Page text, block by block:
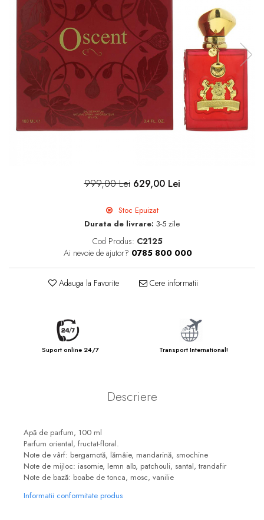
999,00 Lei 629,00 Lei
Stoc Epuizat
Durata de livrare: 3-5 zile
Cod Produs: C2125
Ai nevoie de ajutor? 0785 800 000
Adauga la Favorite Cere informatii
Suport online 24/7 Transport International!
Descriere
Apă de parfum, 100 ml
Parfum oriental, fructat-floral.
Note de vârf: bergamotă, lămâie, mandarină, smochine
Note de mijloc: iasomie, lemn alb, patchouli, santal, trandafir
Note de bază: boabe de tonca, mosc, vanilie
Informatii conformitate produs